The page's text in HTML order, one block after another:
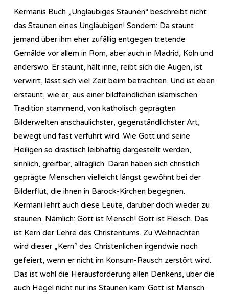
Kermanis Buch „Ungläubiges Staunen“ beschreibt nicht
das Staunen eines Ungläubigen! Sondern: Da staunt
jemand über ihm eher zufällig entgegen tretende
Gemälde vor allem in Rom, aber auch in Madrid, Köln und
anderswo. Er staunt, hält inne, reibt sich die Augen, ist
verwirrt, lässt sich viel Zeit beim betrachten. Und ist eben
erstaunt, wie er, aus einer bildfeindlichen islamischen
Tradition stammend, von katholisch geprägten
Bilderwelten anschaulichster, gegenständlichster Art,
bewegt und fast verführt wird. Wie Gott und seine
Heiligen so drastisch leibhaftig dargestellt werden,
sinnlich, greifbar, alltäglich. Daran haben sich christlich
geprägte Menschen vielleicht längst gewöhnt bei der
Bilderflut, die ihnen in Barock-Kirchen begegnen.
Kermani lehrt auch diese Leute, darüber doch wieder zu
staunen. Nämlich: Gott ist Mensch! Gott ist Fleisch. Das
ist Kern der Lehre des Christentums. Zu Weihnachten
wird dieser „Kern“ des Christenlichen irgendwie noch
gefeiert, wenn er nicht im Konsum-Rausch zerstört wird.
Das ist wohl die Herausforderung allen Denkens, über die
auch Hegel nicht nur ins Staunen kam: Gott ist Mensch.